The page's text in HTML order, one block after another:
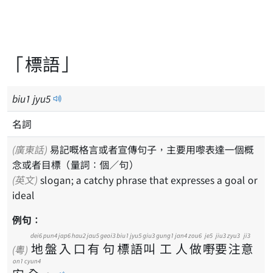
「標語」
biu1 jyu5
名詞
(廣東話)
念或者目標（量詞：個／句）
(英文)
ideal
例句：
(粵) 地
dei6
盤
pun4
入
jap6
口
hau2
有
jau5
句
geoi3
標
biu1
語
jyu5
叫
giu3
工
gung1
人
jan4
做
zou6
嘢
je5
要
jiu3
注
zyu3
意
ji3
on1 cyun4